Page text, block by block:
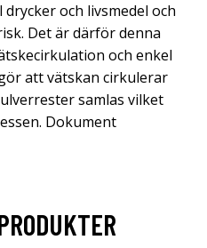
och livsmedel och
Det är därför denna
och enkel
att vätskan cirkulerar
samlas vilket
Dokument